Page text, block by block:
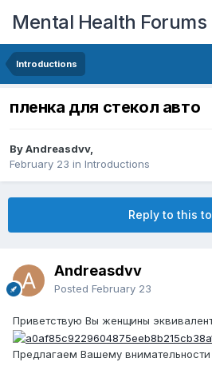
Mental Health Forums
Introductions
пленка для стекол авто
By Andreasdvv,
February 23 in Introductions
Reply to this
Andreasdvv
Posted February 23
Приветствую Вы женщины
Предлагаем Вашему